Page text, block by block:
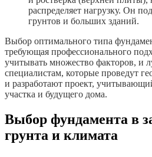
распределяет нагрузку. Он
грунтов и больших зданий.
Выбор оптимального типа
требующая профессионального
учитывать множество факторов, и
специалистам, которые проведут
и разработают проект,
участка и будущего дома.
Выбор фундамента в
грунта и климата